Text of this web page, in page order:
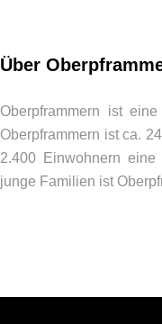
Über
Oberpframmern ist
Oberpframmern ist ca.
2.400 Einwohnern
junge Familien ist